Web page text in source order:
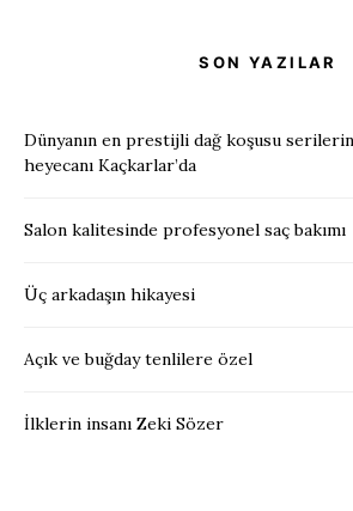
SON YAZILAR
Dünyanın en prestijli dağ koşusu
heyecanı Kaçkarlar’da
Salon kalitesinde profesyonel saç bakımı
Üç arkadaşın hikayesi
Açık ve buğday tenlilere özel
İlklerin insanı Zeki Sözer